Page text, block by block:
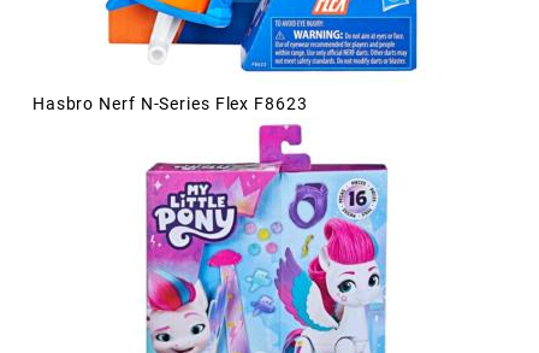
Hasbro Nerf N-Series Flex F8623